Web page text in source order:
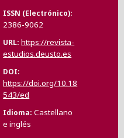
ISSN (Electrónico)
2386-9062
URL https://revista-
estudios.deusto.es
DOI
https://doi.org/10.18
543/ed
Idioma Castellano
e inglés